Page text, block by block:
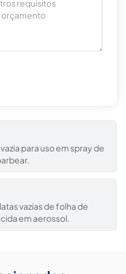
para uso em spray de
vazias de folha de
em aerossol.